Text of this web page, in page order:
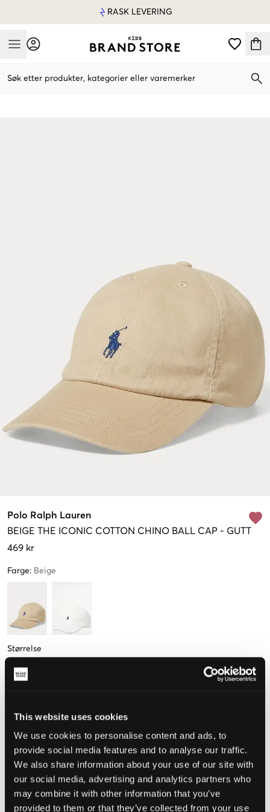
This website uses cookies
We use cookies to personalise content and ads, to
provide social media features and to analyse our traffic.
We also share information about your use of our site with
our social media, advertising and analytics partners who
may combine it with other information that you’ve
provided to them or that they’ve collected from your use
RASK LEVERING
Mobile Menu
Søk etter produkter, kategorier eller varemerker
Polo Ralph Lauren
BEIGE THE ICONIC COTTON CHINO BALL CAP - GUTT
469 kr
Farge: Beige
Størrelse
One Size
Opplevd størrelse
Liten Riktig
STØRRELSESTABELL
VELG EN STØRRELSE